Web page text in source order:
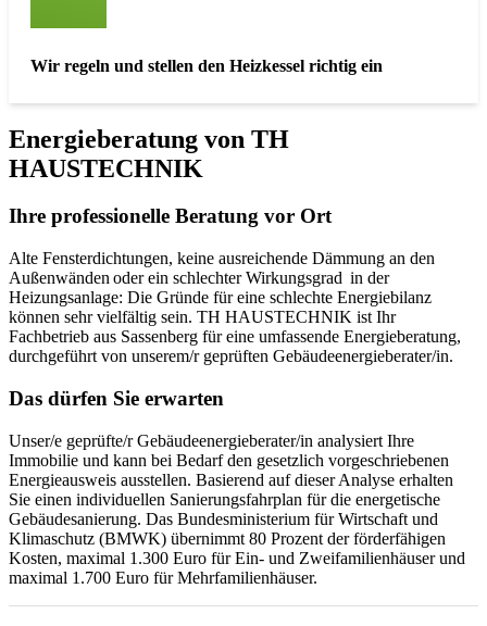
Wir regeln und stellen den Heizkessel richtig ein
Energieberatung von TH
HAUSTECHNIK
Ihre professionelle Beratung vor Ort
Alte Fensterdichtungen, keine ausreichende Dämmung an den
Außenwänden oder ein schlechter Wirkungsgrad in der
Heizungsanlage: Die Gründe für eine schlechte Energiebilanz
können sehr vielfältig sein. TH HAUSTECHNIK ist Ihr
Fachbetrieb aus Sassenberg für eine umfassende Energieberatung,
durchgeführt von unserem/r geprüften Gebäudeenergieberater/in.
Das dürfen Sie erwarten
Unser/e geprüfte/r Gebäudeenergieberater/in analysiert Ihre
Immobilie und kann bei Bedarf den gesetzlich vorgeschriebenen
Energieausweis ausstellen. Basierend auf dieser Analyse erhalten
Sie einen individuellen Sanierungsfahrplan für die energetische
Gebäudesanierung. Das Bundesministerium für Wirtschaft und
Klimaschutz (BMWK) übernimmt 80 Prozent der förderfähigen
Kosten, maximal 1.300 Euro für Ein- und Zweifamilienhäuser und
maximal 1.700 Euro für Mehrfamilienhäuser.